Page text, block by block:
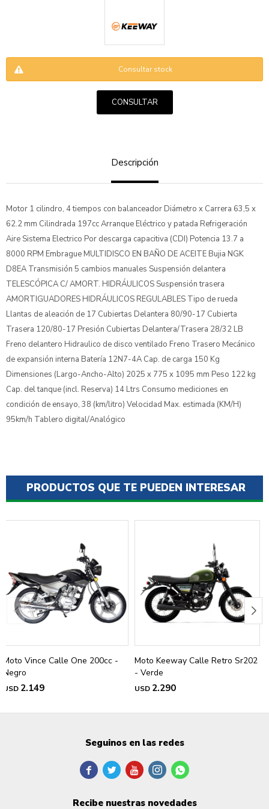
Consultar stock
CONSULTAR
Descripción
Motor 1 cilindro, 4 tiempos con balanceador Diámetro x Carrera 63,5 x
62.2 mm Cilindrada 197cc Arranque Eléctrico y patada Refrigeración
Aire Sistema Electrico Por descarga capacitiva (CDI) Potencia 13.7 a
8000 RPM Embrague MULTIDISCO EN BAÑO DE ACEITE Bujia NGK
D8EA Transmisión 5 cambios manuales Suspensión delantera
TELESCÓPICA C/ AMORT. HIDRÁULICOS Suspensión trasera
AMORTIGUADORES HIDRÁULICOS REGULABLES Tipo de rueda
Llantas de aleación de 17 Cubiertas Delantera 80/90-17 Cubierta
Trasera 120/80-17 Presión Cubiertas Delantera/Trasera 28/32 LB
Freno delantero Hidraulico de disco ventilado Freno Trasero Mecánico
de expansión interna Batería 12N7-4A Cap. de carga 150 Kg
Dimensiones (Largo-Ancho-Alto) 2025 x 775 x 1095 mm Peso 122 kg
Cap. del tanque (incl. Reserva) 14 Ltrs Consumo mediciones en
condición de ensayo, 38 (km/litro) Velocidad Max. estimada (KM/H)
95km/h Tablero digital/Analógico
PRODUCTOS QUE TE PUEDEN INTERESAR
Moto Vince Calle One 200cc -
Negro
USD 2.149
Moto Keeway Calle Retro Sr202
- Verde
USD 2.290
Seguinos en las redes
    
Recibe nuestras novedades